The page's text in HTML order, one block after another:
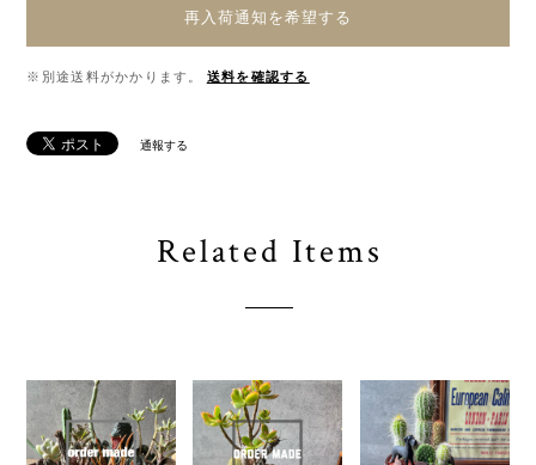
再入荷通知を希望する
※別途送料がかかります。 送料を確認する
通報する
Related Items